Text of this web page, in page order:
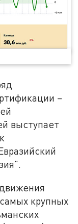
–
выступает
крупных